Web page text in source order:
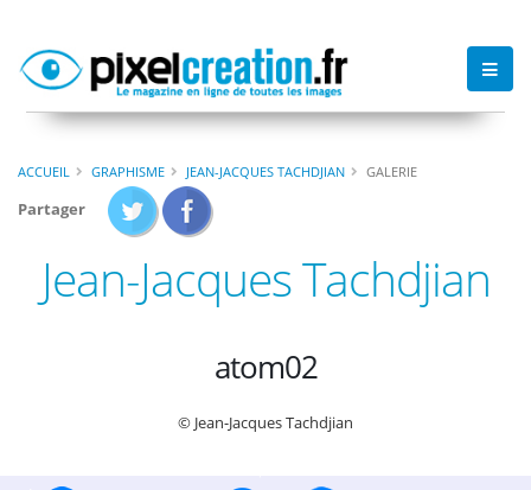
ACCUEIL GRAPHISME JEAN-JACQUES TACHDJIAN GALERIE
Partager
Jean-Jacques Tachdjian
atom02
© Jean-Jacques Tachdjian